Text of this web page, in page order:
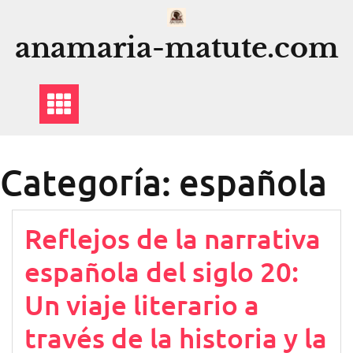
contenido
anamaria-matute.com
Categoría: española
Reflejos de la narrativa
española del siglo 20:
Un viaje literario a
través de la historia y la